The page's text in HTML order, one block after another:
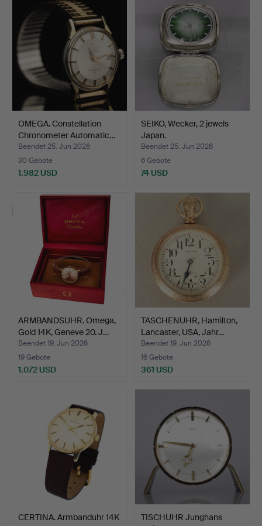
OMEGA. Constellation
Chronometer Automatic…
Beendet 25. Jun 2026
30 Gebote
1.982 USD
SEIKO, Wecker, 2 jewels
Japan.
Beendet 25. Jun 2026
6 Gebote
74 USD
ARMBANDSUHR. Omega,
Gold 14K, Geneve 20. J…
Beendet 19. Jun 2026
19 Gebote
1.072 USD
TASCHENUHR, Hamilton,
Lancaster, USA, Jahr…
Beendet 19. Jun 2026
16 Gebote
361 USD
CERTINA. Armbanduhr 14K
TISCHUHR Junghans